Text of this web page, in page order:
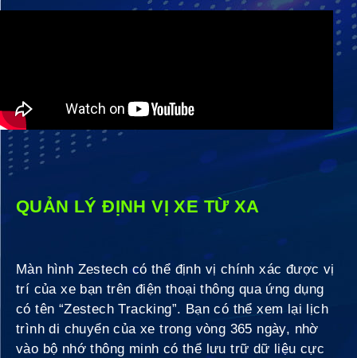
QUẢN LÝ ĐỊNH VỊ XE TỪ XA
Màn hình Zestech có thể định vị chính xác được vị
trí của xe bạn trên điện thoại thông qua ứng dụng
có tên “Zestech Tracking”. Bạn có thể xem lại lịch
trình di chuyển của xe trong vòng 365 ngày, nhờ
vào bộ nhớ thông minh có thể lưu trữ dữ liệu cực